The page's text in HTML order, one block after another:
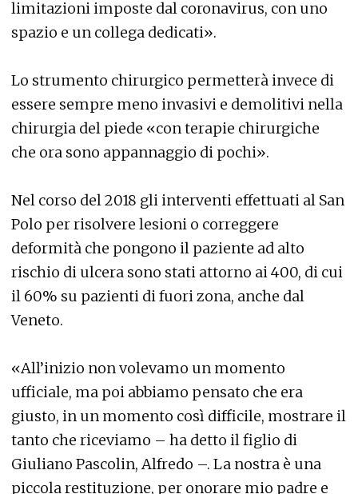
limitazioni imposte dal coronavirus, con uno
spazio e un collega dedicati».
Lo strumento chirurgico permetterà invece di
essere sempre meno invasivi e demolitivi nella
chirurgia del piede «con terapie chirurgiche
che ora sono appannaggio di pochi».
Nel corso del 2018 gli interventi effettuati al San
Polo per risolvere lesioni o correggere
deformità che pongono il paziente ad alto
rischio di ulcera sono stati attorno ai 400, di cui
il 60% su pazienti di fuori zona, anche dal
Veneto.
«All’inizio non volevamo un momento
ufficiale, ma poi abbiamo pensato che era
giusto, in un momento così difficile, mostrare il
tanto che riceviamo – ha detto il figlio di
Giuliano Pascolin, Alfredo –. La nostra è una
piccola restituzione, per onorare mio padre e